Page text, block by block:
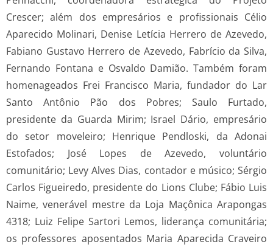
Crescer; além dos empresários e profissionais Célio
Aparecido Molinari, Denise Letícia Herrero de Azevedo,
Fabiano Gustavo Herrero de Azevedo, Fabrício da Silva,
Fernando Fontana e Osvaldo Damião. Também foram
homenageados Frei Francisco Maria, fundador do Lar
Santo Antônio Pão dos Pobres; Saulo Furtado,
presidente da Guarda Mirim; Israel Dário, empresário
do setor moveleiro; Henrique Pendloski, da Adonai
Estofados; José Lopes de Azevedo, voluntário
comunitário; Levy Alves Dias, contador e músico; Sérgio
Carlos Figueiredo, presidente do Lions Clube; Fábio Luis
Naime, venerável mestre da Loja Maçônica Arapongas
4318; Luiz Felipe Sartori Lemos, liderança comunitária;
os professores aposentados Maria Aparecida Craveiro